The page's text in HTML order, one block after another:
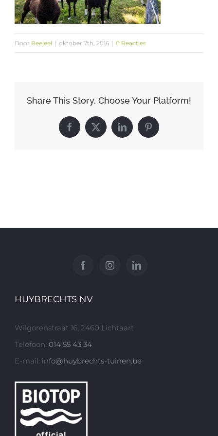
Door Reejeel | oktober 7th, 2016 | 0 Reacties
Share This Story, Choose Your Platform!
Facebook
X LinkedInPinterest
HUYBRECHTS NV
Wilgorenstraat 16, 2460 Lichtaart
Telefoon: 014 55 43 34
E-mail: info@huybrechts-tuinen.be